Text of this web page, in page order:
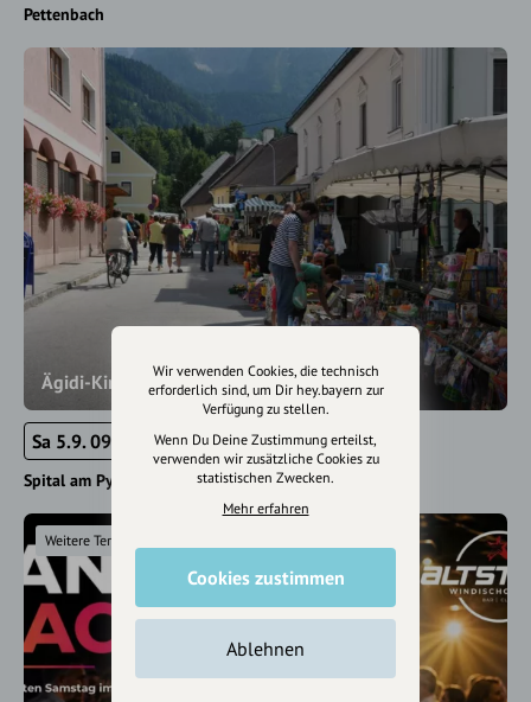
Pettenbach
Ägidi-Kirtag
Sa 5.9. 09:00 - 18:00
Spital am Pyhrn
Weitere Termine
Wir verwenden Cookies, die technisch
erforderlich sind, um Dir hey.bayern zur
Verfügung zu stellen.
Wenn Du Deine Zustimmung erteilst,
verwenden wir zusätzliche Cookies zu
statistischen Zwecken.
Mehr erfahren
Cookies zustimmen
Ablehnen